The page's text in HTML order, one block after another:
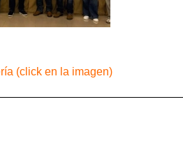
(click en la imagen)